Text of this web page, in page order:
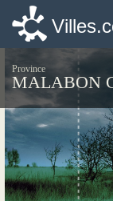
Province
MALABON